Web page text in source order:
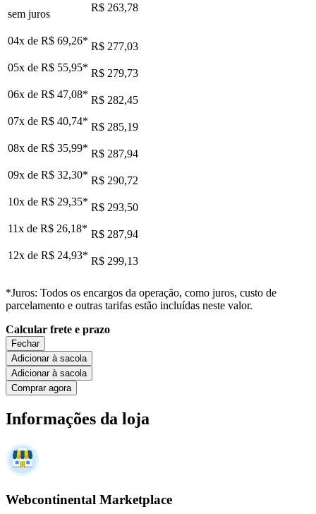
sem juros
R$ 263,78
04x de R$ 69,26* R$ 277,03
05x de R$ 55,95* R$ 279,73
06x de R$ 47,08* R$ 282,45
07x de R$ 40,74* R$ 285,19
08x de R$ 35,99* R$ 287,94
09x de R$ 32,30* R$ 290,72
10x de R$ 29,35* R$ 293,50
11x de R$ 26,18* R$ 287,94
12x de R$ 24,93* R$ 299,13
*Juros: Todos os encargos da operação, como juros, custo de
parcelamento e outras tarifas estão incluídas neste valor.
Calcular frete e prazo
Fechar
Adicionar à sacola
Adicionar à sacola
Comprar agora
Informações da loja
Webcontinental Marketplace